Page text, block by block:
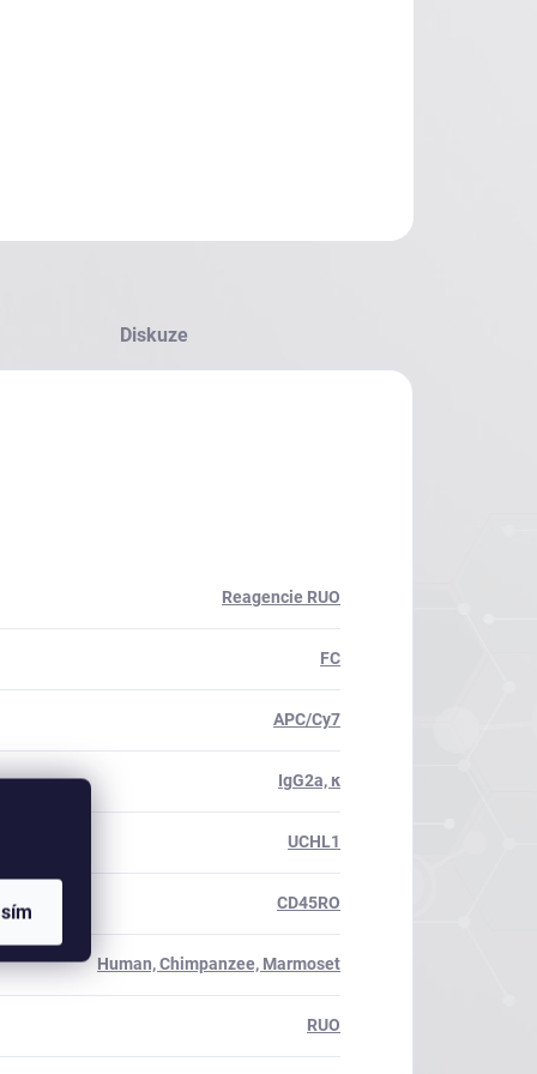
Diskuze
Reagencie RUO
FC
APC/Cy7
IgG2a, κ
UCHL1
CD45RO
Human, Chimpanzee, Marmoset
RUO